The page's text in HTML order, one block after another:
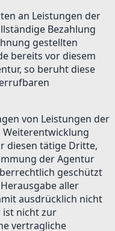
an Leistungen der
Bezahlung
gestellten
bereits vor diesem
so beruht diese
von Leistungen der
Weiterentwicklung
diesen tätige Dritte,
der Agentur
geschützt
aller
ausdrücklich nicht
ist nicht zur
vertragliche